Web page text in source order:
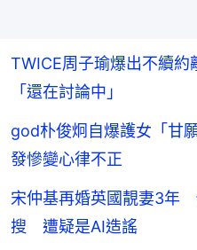
TWICE周子瑜爆出不續
「還在討論中」
god朴俊炯自爆護女「甘
發慘變心律不正
宋仲基再婚英國靚妻3年
搜 遭疑是AI造謠